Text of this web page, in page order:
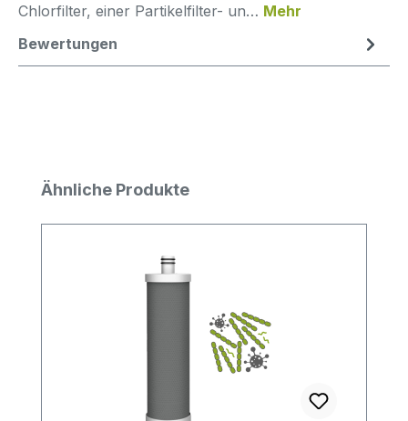
Chlorfilter, einer Partikelfilter- un… Mehr
Bewertungen
Produktgalerie überspringen
Ähnliche Produkte